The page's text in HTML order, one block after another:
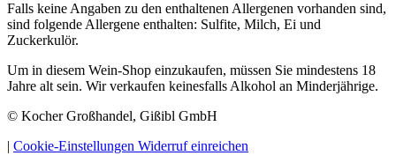
Falls keine Angaben zu den enthaltenen Allergenen vorhanden sind,
sind folgende Allergene enthalten: Sulfite, Milch, Ei und
Zuckerkulör.
Um in diesem Wein-Shop einzukaufen, müssen Sie mindestens 18
Jahre alt sein. Wir verkaufen keinesfalls Alkohol an Minderjährige.
© Kocher Großhandel, Gißibl GmbH
| Cookie-Einstellungen Widerruf einreichen